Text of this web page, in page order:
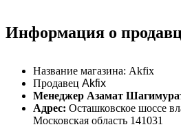
Информация о
Название магазина: Akfix
Продавец Akfix
Менеджер Азамат
Адрес: Осташковское шоссе
Московская область 141031